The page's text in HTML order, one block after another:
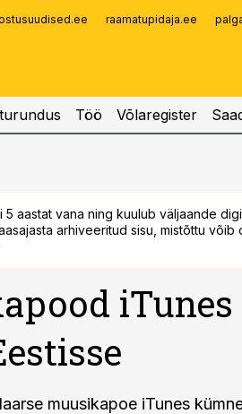
raamatupidaja.ee
Töö Võlaregister
5 aastat vana ning kuulub väljaande
arhiveeritud sisu, mistõttu võib
iTunes
muusikapoe iTunes